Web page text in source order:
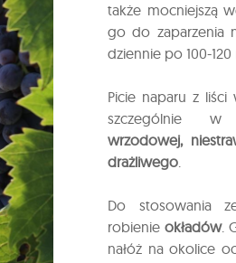
także mocniejszą
go do zaparzenia
dziennie po 100-120
Picie naparu z
szczególnie
wrzodowej,
drażliwego.
Do stosowania
robienie okładów.
nałóż na okolice